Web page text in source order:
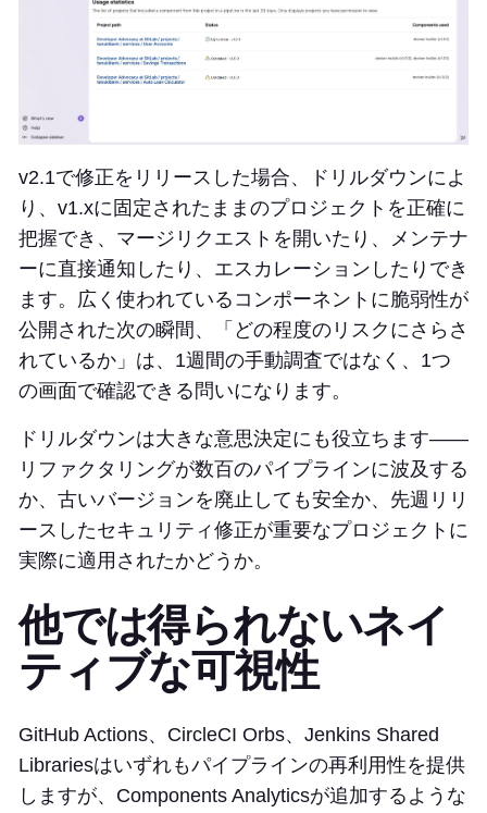
v2.1で修正をリリースした場合、ドリルダウンによ
り、v1.xに固定されたままのプロジェクトを正確に
把握でき、マージリクエストを開いたり、メンテナ
ーに直接通知したり、エスカレーションしたりでき
ます。広く使われているコンポーネントに脆弱性が
公開された次の瞬間、「どの程度のリスクにさらさ
れているか」は、1週間の手動調査ではなく、1つ
の画面で確認できる問いになります。
ドリルダウンは大きな意思決定にも役立ちます——
リファクタリングが数百のパイプラインに波及する
か、古いバージョンを廃止しても安全か、先週リリ
ースしたセキュリティ修正が重要なプロジェクトに
実際に適用されたかどうか。
他では得られないネイ
ティブな可視性
GitHub Actions、CircleCI Orbs、Jenkins Shared
Librariesはいずれもパイプラインの再利用性を提供
しますが、Components Analyticsが追加するような